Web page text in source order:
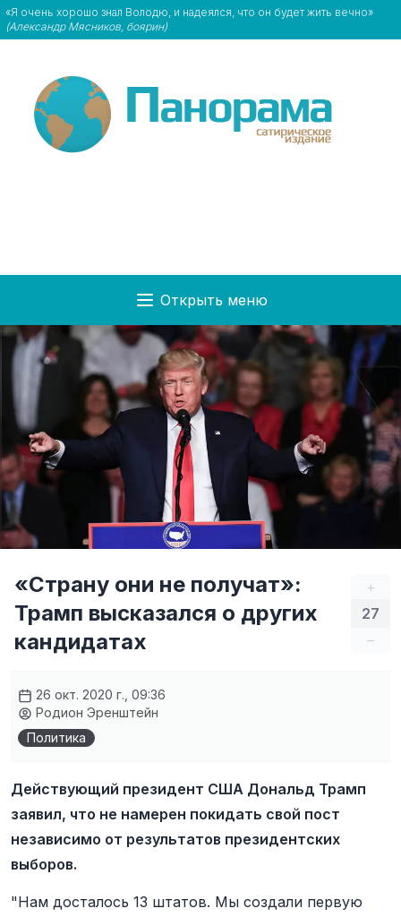
«Я очень хорошо знал Володю, и надеялся, что он будет жить вечно»
(Александр Мясников, боярин)
Открыть меню
+
27
–
«Страну они не получат»:
Трамп высказался о других
кандидатах
26 окт. 2020 г., 09:36
Родион Эренштейн
Политика
Действующий президент США Дональд Трамп
заявил, что не намерен покидать свой пост
независимо от результатов президентских
выборов.
"Нам досталось 13 штатов. Мы создали первую